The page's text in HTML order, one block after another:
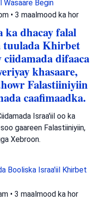
Wasaare Begin
• 3 maalmood ka hor
ka dhacay falal
tuulada Khirbet
ciidamada difaaca
khasaare,
Falastiiniyiin
caafimaadka.
Israa'iil oo ka
gaareen Falastiiniyiin,
Xebroon.
Booliska Israa'iil Khirbet
• 3 maalmood ka hor